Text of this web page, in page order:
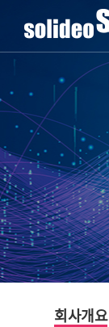
회사개요